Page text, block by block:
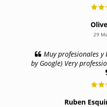
29
Muy profesionales y
by Google) Very
Ruben